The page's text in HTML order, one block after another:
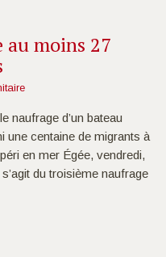
au moins 27
naufrage d’un bateau
une centaine de migrants à
en mer Égée, vendredi,
du troisième naufrage